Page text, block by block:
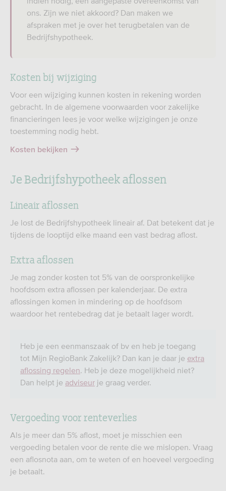
ons. Zijn we niet akkoord? Dan maken we
afspraken met je over het terugbetalen van de
Bedrijfshypotheek.
Kosten bij wijziging
Voor een wijziging kunnen kosten in rekening worden
gebracht. In de algemene voorwaarden voor zakelijke
financieringen lees je voor welke wijzigingen je onze
toestemming nodig hebt.
Kosten bekijken
Je Bedrijfshypotheek aflossen
Lineair aflossen
Je lost de Bedrijfshypotheek lineair af. Dat betekent dat je
tijdens de looptijd elke maand een vast bedrag aflost.
Extra aflossen
Je mag zonder kosten tot 5% van de oorspronkelijke
hoofdsom extra aflossen per kalenderjaar. De extra
aflossingen komen in mindering op de hoofdsom
waardoor het rentebedrag dat je betaalt lager wordt.
Heb je een eenmanszaak of bv en heb je toegang
tot Mijn RegioBank Zakelijk? Dan kan je daar je extra
aflossing regelen. Heb je deze mogelijkheid niet?
Dan helpt je adviseur je graag verder.
Vergoeding voor renteverlies
Als je meer dan 5% aflost, moet je misschien een
vergoeding betalen voor de rente die we mislopen. Vraag
een aflosnota aan, om te weten of en hoeveel vergoeding
je betaalt.